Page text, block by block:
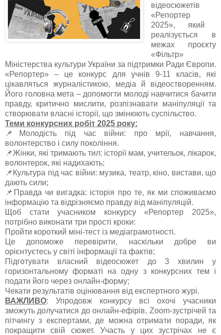
відеосюжетів
«Репортер
2025», який
реалізується в
межах проєкту
«Фільтр»
Міністерства культури України за підтримки Ради Європи.
«Репортер»– це конкурс для учнів 9-11 класів, які
цікавляться журналістикою, медіа й відеостворенням.
Його головна мета – допомогти молоді навчитися бачити
правду, критично мислити, розпізнавати маніпуляції та
створювати власні історії, що змінюють суспільство.
Теми конкурсних робіт 2025 року:
📌Молодість під час війни: про мрії, навчання,
волонтерство і силу покоління.
📌Жінки, які тримають тил: історії мам, учительок, лікарок,
волонтерок, які надихають;
📌Культура під час війни: музика, театр, кіно, вистави, що
дають сили;
📌Правда чи вигадка: історія про те, як ми споживаємо
інформацію та відрізняємо правду від маніпуляцій.
Щоб стати учасником конкурсу«Репортер 2025»,
потрібно виконати три прості кроки:
Пройти короткий міні-тест із медіаграмотності.
Це допоможе перевірити, наскільки добре ви
орієнтуєтесь у світі інформації та фактів;
Підготувати власний відеосюжет до 3 хвилин у
горизонтальному форматі на одну з конкурсних тем і
подати його через онлайн-форму;
Чекати результатів оцінювання від експертного журі.
ВАЖЛИВО: Упродовж конкурсу всі охочі учасники
зможуть долучатися до онлайн-ефірів, Zoom-зустрічей та
пітчингу з експертами, де можна отримати поради, як
покращити свій сюжет. Участь у цих зустрічах не є